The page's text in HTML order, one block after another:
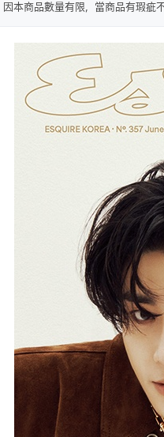
因本商品數量有限，當商品有瑕疵